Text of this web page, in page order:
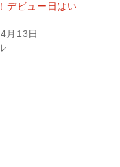
デビュー日はい
月13日